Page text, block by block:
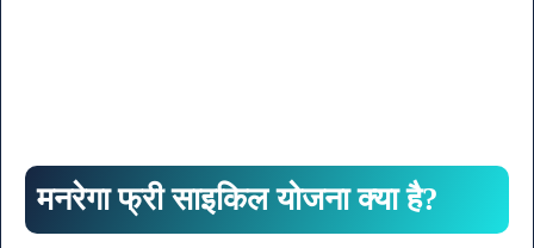
मनरेगा फ्री साइकिल योजना क्या है?